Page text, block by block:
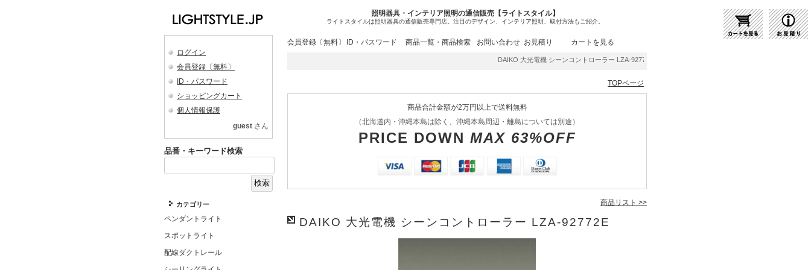
照明器具・インテリア照明の通信販売【ライトスタイル】
ライトスタイルは照明器具の通信販売専門店。注目のデザイン、インテリア照明、取付方法もご紹介。
ログイン
会員登録〔無料〕
ID・パスワード
ショッピングカート
個人情報保護
guest さん
品番・キーワード検索
カテゴリー
ペンダントライト
スポットライト
配線ダクトレール
会員登録〔無料〕 ID・パスワード 商品一覧・商品検索 お問い合わせ お見積り カートを見る
DAIKO 大光電機 シーンコントローラー LZA-92772E | 商品紹介 | 照明器具の通販・インテリア照明の通信販
TOPページ
商品合計金額が2万円以上で送料無料
（北海道内・沖縄本島は除く、沖縄本島周辺・離島については別途）
PRICE DOWN MAX 63%OFF
商品リスト >>
DAIKO 大光電機 シーンコントローラー LZA-92772E